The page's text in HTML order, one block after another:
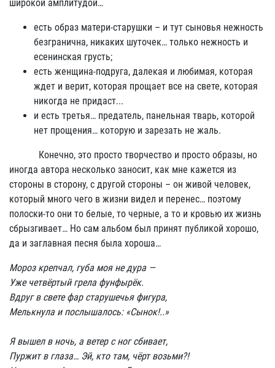
широкой амплитудой…
есть образ матери-старушки – и тут сыновья нежность
безгранична, никаких шуточек… только нежность и
есенинская грусть;
есть женщина-подруга, далекая и любимая, которая
ждет и верит, которая прощает все на свете, которая
никогда не придаст...
и есть третья… предатель, панельная тварь, которой
нет прощения… которую и зарезать не жаль.
Конечно, это просто творчество и просто образы, но
иногда автора несколько заносит, как мне кажется из
стороны в сторону, с другой стороны – он живой человек,
который много чего в жизни видел и перенес… поэтому
полоски-то они то белые, то черные, а то и кровью их жизнь
сбрызгивает… Но сам альбом был принят публикой хорошо,
да и заглавная песня была хороша…
Мороз крепчал, губа моя не дура —
Уже четвёртый грела фунфырёк.
Вдруг в свете фар старушечья фигура,
Мелькнула и послышалось: «Сынок!..»
Я вышел в ночь, а ветер с ног сбивает,
Пуржит в глаза… Эй, кто там, чёрт возьми?!